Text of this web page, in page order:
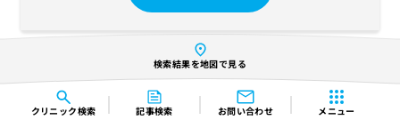
クリニック検索 記事検索 お問い合わせ メニュー
2 › »
検索結果を地図で見る